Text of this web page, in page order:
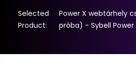
Selected
Product:
Power X webtárhely
próba) - Sybell Power